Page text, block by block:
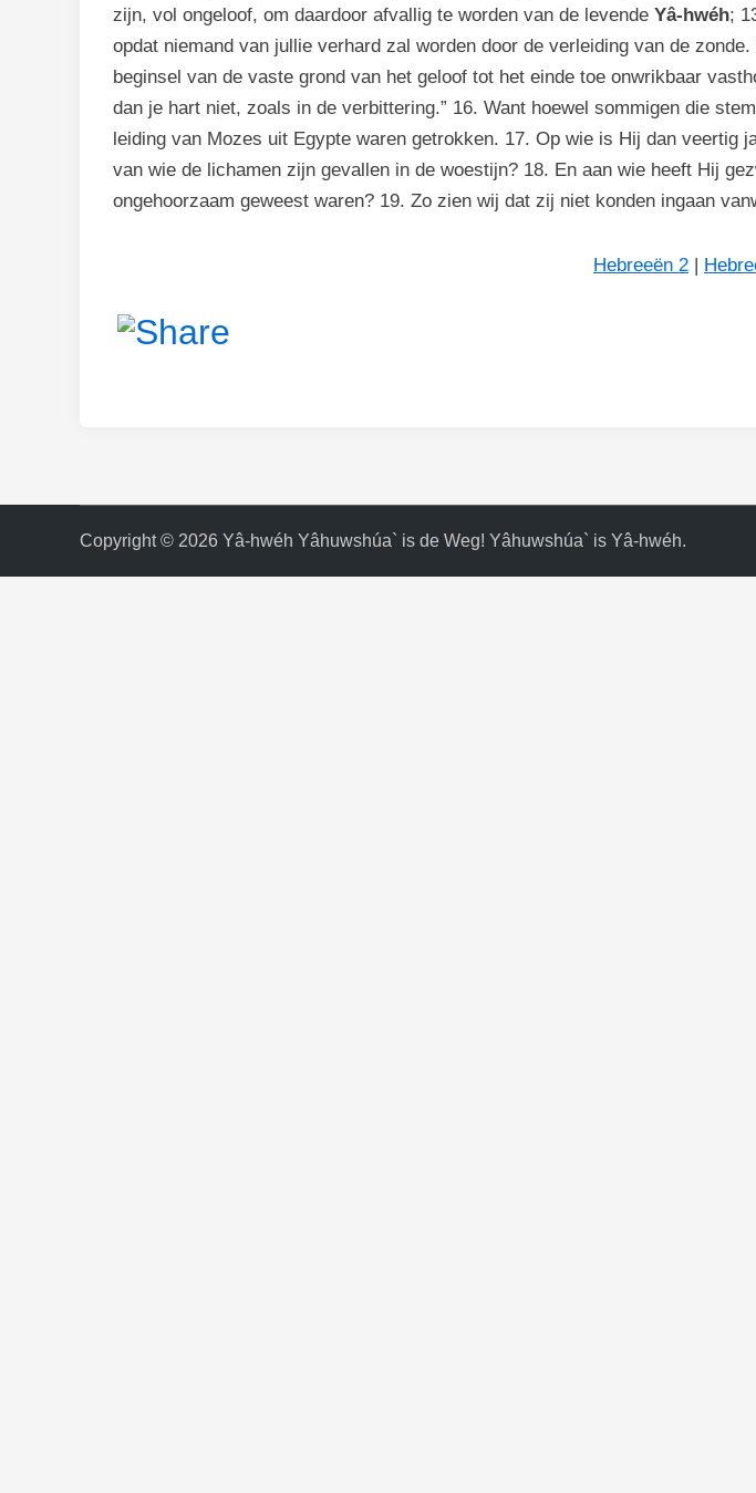
zijn, vol ongeloof, om daardoor afvallig te worden van de levende Yâ-hwéh;
opdat niemand van jullie verhard zal worden door de verleiding van de
beginsel van de vaste grond van het geloof tot het einde toe onwrikbaar
dan je hart niet, zoals in de verbittering.” 16. Want hoewel sommigen die
leiding van Mozes uit Egypte waren getrokken. 17. Op wie is Hij dan veertig
van wie de lichamen zijn gevallen in de woestijn? 18. En aan wie heeft Hij
ongehoorzaam geweest waren? 19. Zo zien wij dat zij niet konden ingaan
Hebreeën 2 |
Copyright © 2026 Yâ-hwéh Yâhuwshúa` is de Weg! Yâhuwshúa` is Yâ-hwéh.